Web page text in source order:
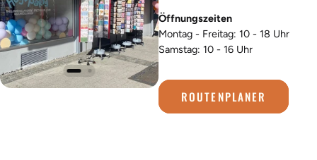
Öffnungszeiten
Montag - Freitag: 10 - 18 Uhr
Samstag: 10 - 16 Uhr
ROUTENPLANER